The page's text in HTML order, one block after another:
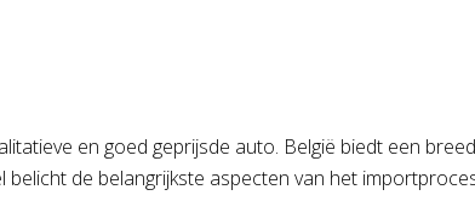
en goed geprijsde auto. België biedt een
de belangrijkste aspecten van het